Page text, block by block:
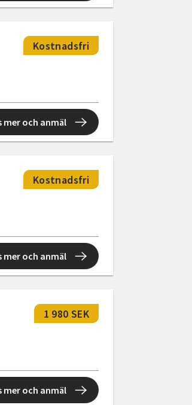
Kostnadsfri
mer och anmäl
Kostnadsfri
mer och anmäl
1 980 SEK
mer och anmäl